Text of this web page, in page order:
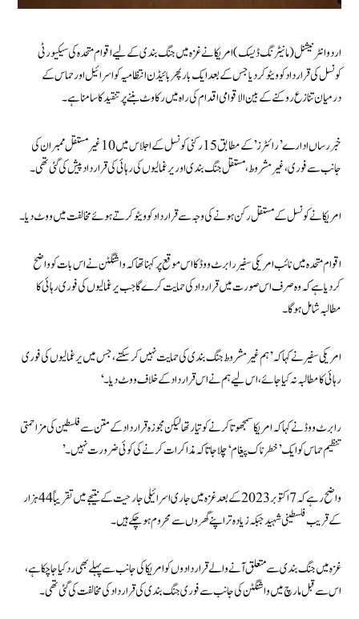
اردو انٹرنیشنل (مانیٹرنگ ڈیسک) امریکا نے غزہ میں جنگ بندی کے لیے اقوام متحدہ کی سیکیورٹی
کونسل کی قرار داد کو ویٹو کردیا جس کے بعد ایک بار پھر بائیڈن انتظامیہ کو اسرائیل اور حماس کے
درمیان تنازع روکنے کے بین الاقوامی اقدام کی راہ میں رکاوٹ بننے پر تنقید کا سامنا ہے۔
خبر رساں ادارے ’رائٹرز ’ کے مطابق 15 رکنی کونسل کے اجلاس میں 10 غیر مستقل ممبران کی
جانب سے فوری، غیر مشروط، مستقل جنگ بندی اور یرغمالیوں کی رہائی کی قرارداد پیش کی گئی تھی۔
امریکا نے کونسل کے مستقل رکن ہونے کی وجہ سے قرارداد کو ویٹو کرتے ہوئے مخالفت میں ووٹ دیا۔
اقوام متحدہ میں نائب امریکی سفیر رابرٹ ووڈ کا اس موقع پر کہنا تھا کہ واشنگٹن نے اس بات کو واضح
کردیا ہے کہ وہ صرف اس صورت میں قرارداد کی حمایت کرے گا جب یرغمالیوں کی فوری رہائی کا
مطالبہ شامل ہوگا۔
امریکی سفیر نے کہا کہ ’ہم غیر مشروط جنگ بندی کی حمایت نہیں کر سکتے، جس میں یرغمالیوں کی فوری
رہائی کا مطالبہ نہ کیا جائے، اس لیے ہم نے اس قرارداد کے خلاف ووٹ دیا۔‘
رابرٹ ووڈ نے کہا کہ امریکا سمجھوتا کرنے کو تیار تھا لیکن مجوزہ قرارداد کے متن سے فلسطین کی مزاحمتی
تنظیم حماس کو ایک ’خطرناک پیغام‘ چلا جاتا کہ مذاکرات کرنے کی کوئی ضرورت نہیں۔’
واضح رہے کہ 7 اکتوبر 2023 کے بعد غزہ میں جاری اسرائیلی جارحیت کے نتیجے میں تقریباً 44 ہزار
کے قریب فلسطینی شہید جبکہ زیادہ تر اپنے گھروں سے محروم ہوچکے ہیں۔
غزہ میں جنگ بندی سے متعلق آنے والے قراردادوں کو امریکا کی جانب سے پہلے بھی رد کیا جاچکا ہے،
اس سے قبل مارچ میں واشنگٹن کی جانب سے فوری جنگ بندی کی قرارداد کی مخالفت کی گئی تھی۔